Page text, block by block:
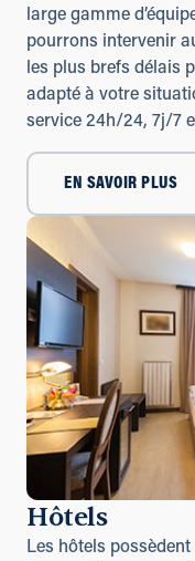
large gamme
pourrons intervenir
les plus brefs délais
adapté à votre
service 24h/24, 7j/7
EN SAVOIR PLUS
Hôtels
Les hôtels